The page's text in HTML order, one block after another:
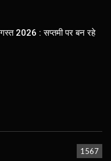
2026 : सप्तमी पर बन रहे
1567